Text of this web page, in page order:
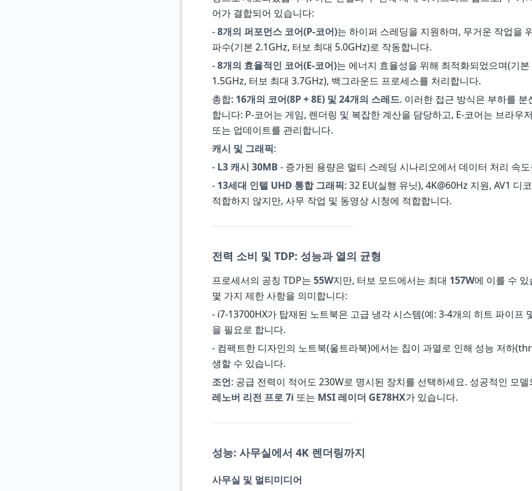
어가 결합되어 있습니다:
-8개의 퍼포먼스 코어(P-코어)는 하이퍼 스레딩을 지원하며, 무거운 작업을
파수(기본 2.1GHz, 터보 최대 5.0GHz)로 작동합니다.
-8개의 효율적인 코어(E-코어)는 에너지 효율성을 위해 최적화되었으며(기본
1.5GHz, 터보 최대 3.7GHz), 백그라운드 프로세스를 처리합니다.
총합: 16개의 코어(8P + 8E) 및 24개의 스레드. 이러한 접근 방식은 부하를 분
합니다: P-코어는 게임, 렌더링 및 복잡한 계산을 담당하고, E-코어는 브라우
또는 업데이트를 관리합니다.
캐시 및 그래픽:
- L3 캐시 30MB - 증가된 용량은 멀티 스레딩 시나리오에서 데이터 처리 속
- 13세대 인텔 UHD 통합 그래픽: 32 EU(실행 유닛), 4K@60Hz 지원, AV1 디
적합하지 않지만, 사무 작업 및 동영상 시청에 적합합니다.
전력 소비 및 TDP: 성능과 열의 균형
프로세서의 공칭 TDP는 55W지만, 터보 모드에서는 최대 157W에 이를 수
몇 가지 제한 사항을 의미합니다:
- i7-13700HX가 탑재된 노트북은 고급 냉각 시스템(예: 3-4개의 히트 파이프
을 필요로 합니다.
- 컴팩트한 디자인의 노트북(울트라북)에서는 칩이 과열로 인해 성능 저하
생할 수 있습니다.
조언: 공급 전력이 적어도 230W로 명시된 장치를 선택하세요. 성공적인 모
레노버 리전 프로 7i 또는 MSI 레이더 GE78HX가 있습니다.
성능: 사무실에서 4K 렌더링까지
사무실 및 멀티미디어